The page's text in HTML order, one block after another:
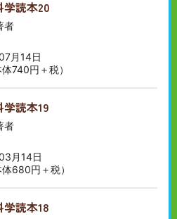
読本20
者
月14日
740円＋税）
読本19
者
月14日
680円＋税）
読本18